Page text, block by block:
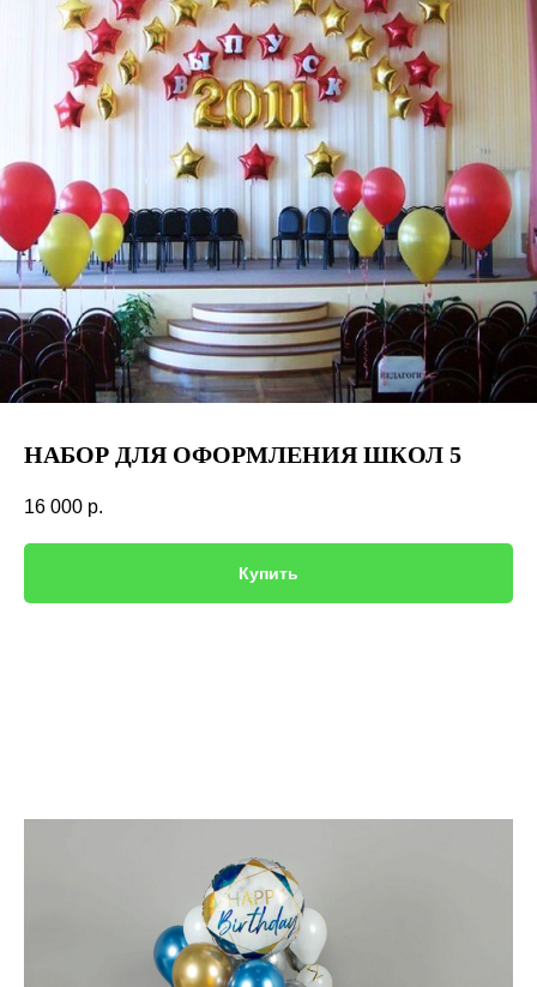
НАБОР ДЛЯ ОФОРМЛЕНИЯ ШКОЛ 5
16 000 р.
Купить